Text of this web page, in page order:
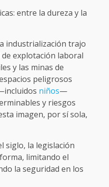
entre la dureza y la
industrialización trajo
explotación laboral
y las minas de
peligrosos
niños—
y riesgos
imagen, por sí sola,
siglo, la legislación
limitando el
la seguridad en los